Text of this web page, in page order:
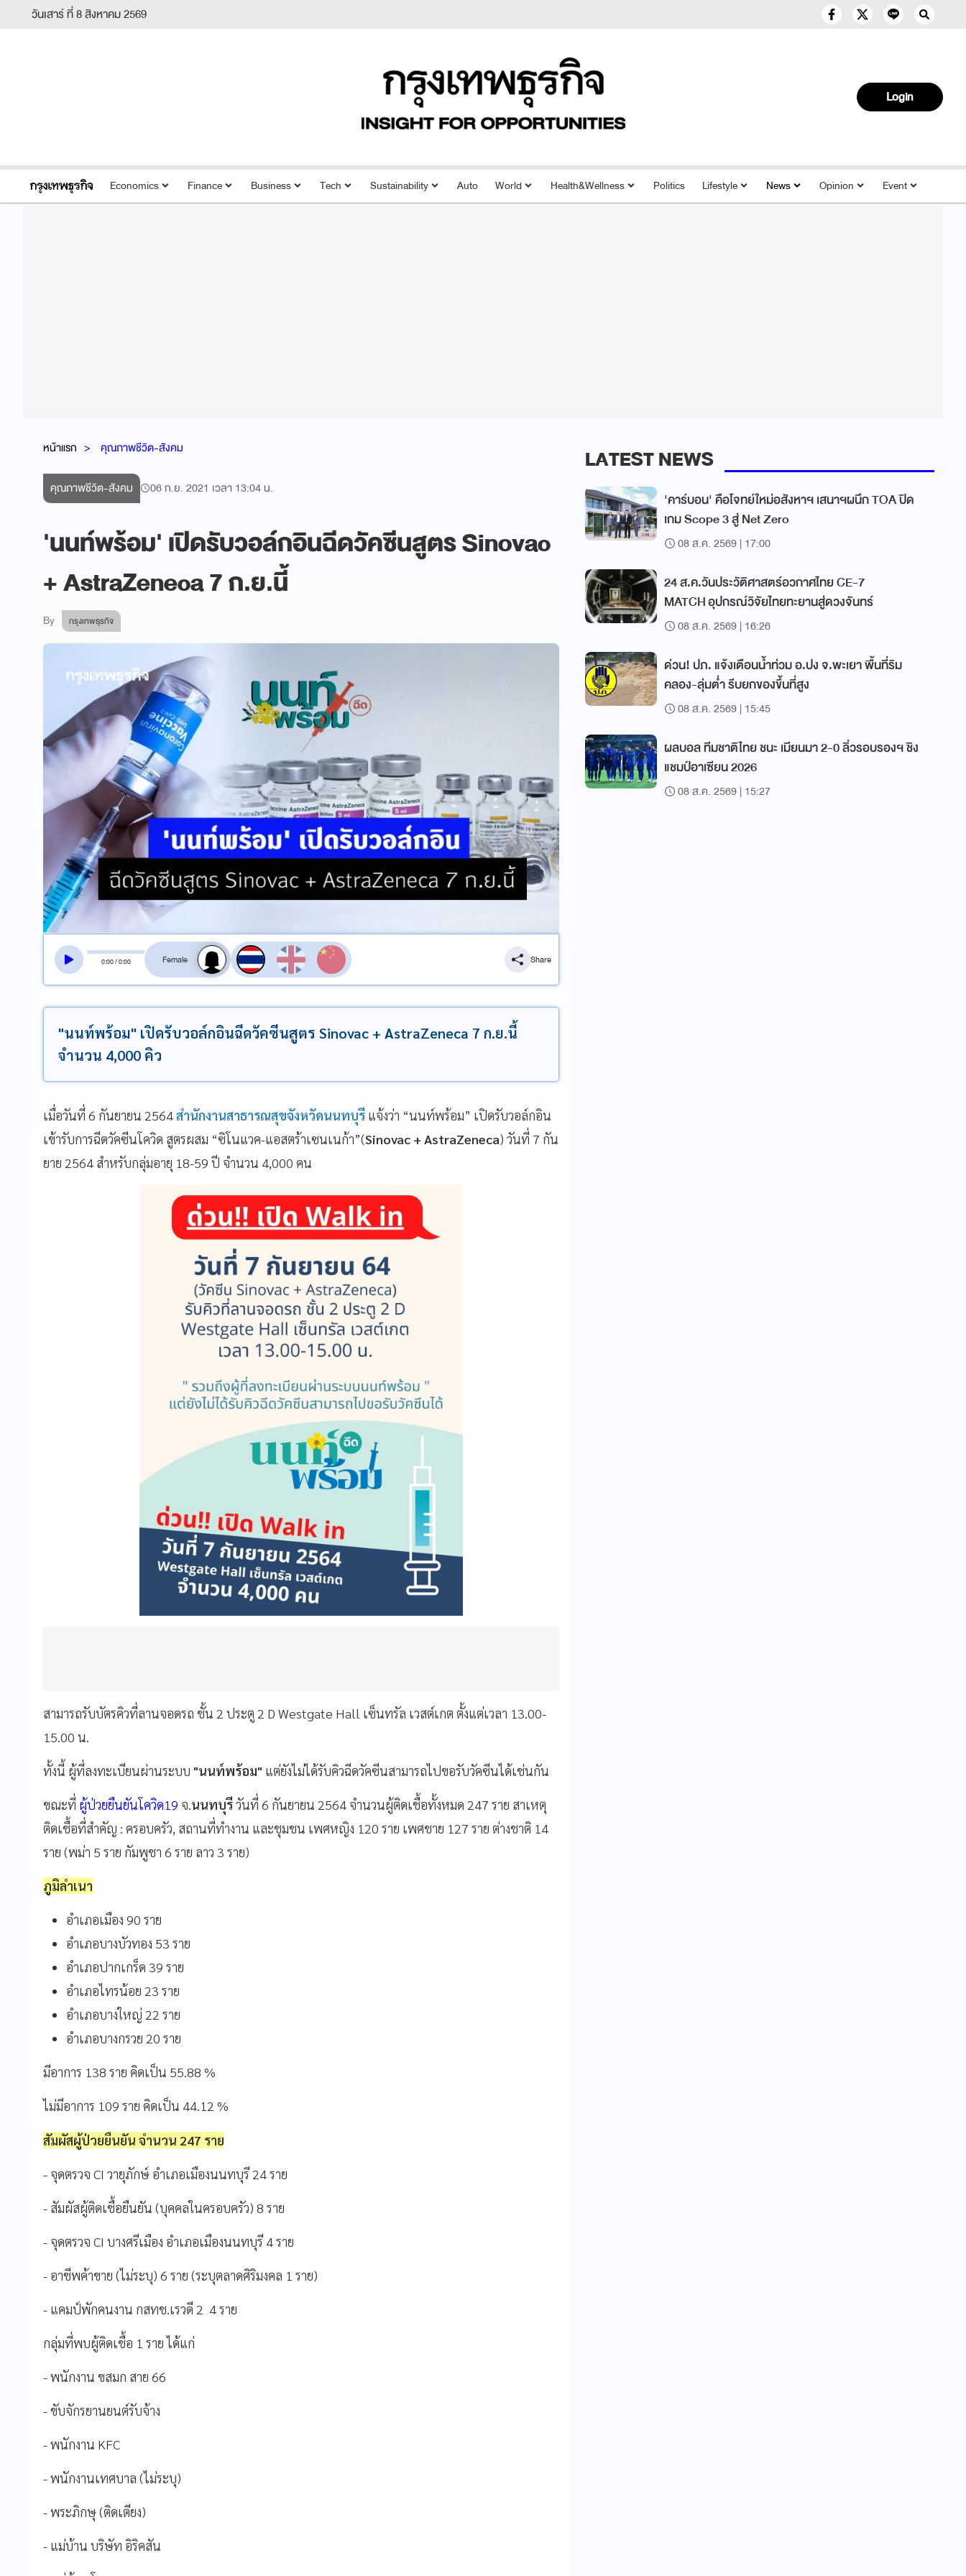
วันเสาร์ ที่ 8 สิงหาคม 2569
Login
Economics Finance Business Tech Sustainability Auto World Health&Wellness Politics Lifestyle News Opinion Event
หน้าแรก คุณภาพชีวิต-สังคม
คุณภาพชีวิต-สังคม 06 ก.ย. 2021 เวลา 13:04 น.
'นนท์พร้อม' เปิดรับวอล์กอินฉีดวัคซีนสูตร Sinovac
+ AstraZeneca 7 ก.ย.นี้
By กรุงเทพธุรกิจ
0:00/0:00
สลับเสียงอ่าน
Share
"นนท์พร้อม" เปิดรับวอล์กอินฉีดวัคซีนสูตร Sinovac + AstraZeneca 7 ก.ย.นี้
จำนวน 4,000 คิว
เมื่อวันที่ 6 กันยายน 2564สำนักงานสาธารณสุขจังหวัดนนทบุรี แจ้งว่า “นนท์พร้อม” เปิดรับวอล์กอิน
เข้ารับการฉีดวัคซีนโควิด สูตรผสม “ซิโนแวค-แอสตร้าเซนเนก้า”(Sinovac + AstraZeneca) วันที่ 7 กัน
ยาย 2564 สำหรับกลุ่มอายุ 18-59 ปี จำนวน 4,000 คน
สามารถรับบัตรคิวที่ลานจอดรถ ชั้น 2 ประตู 2 D Westgate Hall เซ็นทรัล เวสต์เกต ตั้งแต่เวลา 13.00-
15.00 น.
ทั้งนี้ ผู้ที่ลงทะเบียนผ่านระบบ "นนท์พร้อม" แต่ยังไม่ได้รับคิวฉีดวัคซีนสามารถไปขอรับวัคซีนได้เช่นกัน
ขณะที่ ผู้ป่วยยืนยันโควิด19 จ.นนทบุรีวันที่ 6 กันยายน 2564 จำนวนผู้ติดเชื้อทั้งหมด 247 ราย สาเหตุ
ติดเชื้อที่สำคัญ : ครอบครัว, สถานที่ทำงาน และชุมชน เพศหญิง 120 ราย เพศชาย 127 ราย ต่างชาติ 14
ราย (พม่า 5 ราย กัมพูชา 6 ราย ลาว 3 ราย)
ภูมิลำเนา
อำเภอเมือง 90 ราย
อำเภอบางบัวทอง 53 ราย
อำเภอปากเกร็ด 39 ราย
อำเภอไทรน้อย 23 ราย
อำเภอบางใหญ่ 22 ราย
อำเภอบางกรวย 20 ราย
มีอาการ 138 ราย คิดเป็น 55.88 %
ไม่มีอาการ 109 ราย คิดเป็น 44.12 %
สัมผัสผู้ป่วยยืนยัน จำนวน 247 ราย
- จุดตรวจ CI วายุภักษ์ อำเภอเมืองนนทบุรี 24 ราย
- สัมผัสผู้ติดเชื้อยืนยัน (บุคคลในครอบครัว) 8 ราย
- จุดตรวจ CI บางศรีเมือง อำเภอเมืองนนทบุรี 4 ราย
- อาชีพค้าขาย (ไม่ระบุ) 6 ราย (ระบุตลาดศิริมงคล 1 ราย)
- แคมป์พักคนงาน กสทช.เรวดี 2 4 ราย
กลุ่มที่พบผู้ติดเชื้อ 1 ราย ได้แก่
- พนักงาน ขสมก สาย 66
- ขับจักรยานยนต์รับจ้าง
- พนักงาน KFC
- พนักงานเทศบาล (ไม่ระบุ)
- พระภิกษุ (ติดเตียง)
- แม่บ้าน บริษัท อิริคสัน
LATEST NEWS
'คาร์บอน' คือโจทย์ใหม่อสังหาฯ เสนาฯผนึก TOA ปิด
เกม Scope 3 สู่ Net Zero
08 ส.ค. 2569 | 17:00
24 ส.ค.วันประวัติศาสตร์อวกาศไทย CE-7
MATCH อุปกรณ์วิจัยไทยทะยานสู่ดวงจันทร์
08 ส.ค. 2569 | 16:26
ด่วน! ปภ. แจ้งเตือนน้ำท่วม อ.ปง จ.พะเยา พื้นที่ริม
คลอง-ลุ่มต่ำ รีบยกของขึ้นที่สูง
08 ส.ค. 2569 | 15:45
ผลบอล ทีมชาติไทย ชนะ เมียนมา 2-0 ลิ่วรอบรองฯ ชิง
แชมป์อาเซียน 2026
08 ส.ค. 2569 | 15:27